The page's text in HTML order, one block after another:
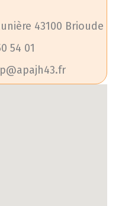
43100 Brioude
54 01